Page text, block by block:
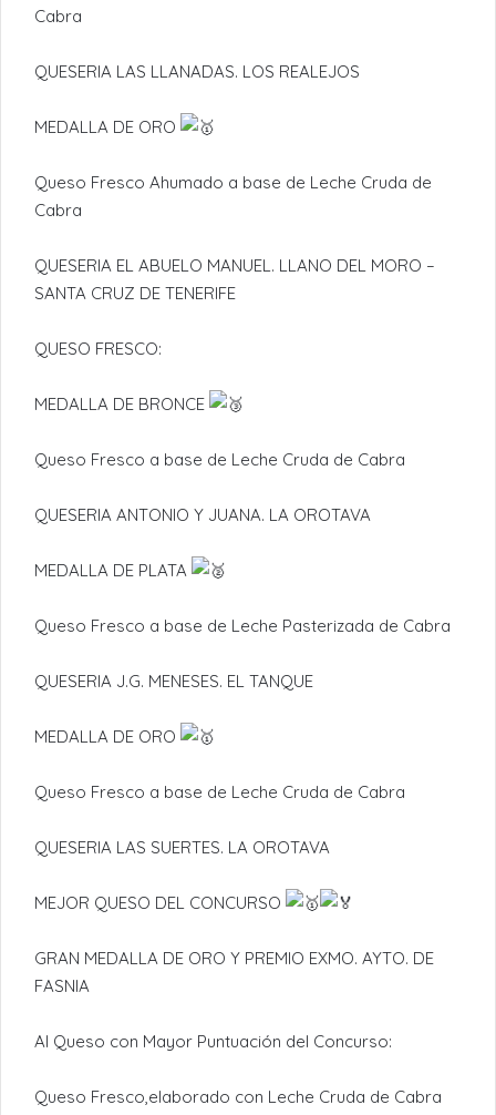
Cabra
QUESERIA LAS LLANADAS. LOS REALEJOS
MEDALLA DE ORO
Queso Fresco Ahumado a base de Leche Cruda de
Cabra
QUESERIA EL ABUELO MANUEL. LLANO DEL MORO –
SANTA CRUZ DE TENERIFE
QUESO FRESCO:
MEDALLA DE BRONCE
Queso Fresco a base de Leche Cruda de Cabra
QUESERIA ANTONIO Y JUANA. LA OROTAVA
MEDALLA DE PLATA
Queso Fresco a base de Leche Pasterizada de Cabra
QUESERIA J.G. MENESES. EL TANQUE
MEDALLA DE ORO
Queso Fresco a base de Leche Cruda de Cabra
QUESERIA LAS SUERTES. LA OROTAVA
MEJOR QUESO DEL CONCURSO
GRAN MEDALLA DE ORO Y PREMIO EXMO. AYTO. DE
FASNIA
Al Queso con Mayor Puntuación del Concurso:
Queso Fresco,elaborado con Leche Cruda de Cabra